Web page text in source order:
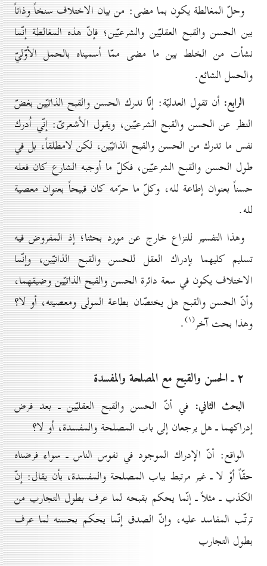
وحلّ المغالطة يكون بما مضى: من بيان الاختلاف سنخاً وذاتاً
بين الحسن والقبح العقليّين والشرعيّين؛ فإنّ هذه المغالطة إنّما
نشأت من الخلط بين ما مضى ممّا أسميناه بالحمل الأوّليّ
والحمل الشائع.
الرابع: أن تقول العدليّة: إنّا ندرك الحسن والقبح الذاتيّين بغضّ
النظر عن الحسن والقبح الشرعيّين، ويقول الأشعرىّ: إنّي اُدرك
نفس ما تدرك من الحسن والقبح الذاتيّين، لكن لامطلقاً، بل في
طول الحسن والقبح الشرعيّين، فكلّ ما أوجبه الشارع كان فعله
حسناً بعنوان إطاعة لله، وكلّ ما حرّمه كان قبيحاً بعنوان معصية
لله.
وهذا التفسير للنزاع خارج عن مورد بحثنا؛ إذ المفروض فيه
تسليم كليهما بإدراك العقل للحسن والقبح الذاتيّين، وإنّما
الاختلاف يكون في سعة دائرة الحسن والقبح الذاتيّين وضيقهما،
وأنّ الحسن والقبح هل يختصّان بطاعة المولى ومعصيته، أو لا؟
وهذا بحث آخر(۱) .
۲ ـ الحسن والقبح مع المصلحة والمفسدة
البحث الثاني: في أنّ الحسن والقبح العقليّين ـ بعد فرض
إدراكهما ـ هل يرجعان إلى باب المصلحة والمفسدة، أو لا؟
الواقع: أنّ الإدراك الموجود في نفوس الناس ـ سواء فرضناه
حقّاً أوْ لا ـ غير مرتبط بباب المصلحة والمفسدة، بأن يقال: إنّ
الكذب ـ مثلاً ـ إنّما يحكم بقبحه لما عرف بطول التجارب من
ترتّب المفاسد عليه، وإنّ الصدق إنّما يحكم بحسنه لما عرف
بطول التجارب